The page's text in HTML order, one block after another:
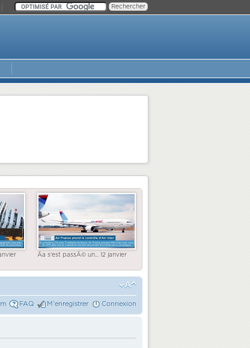
Ãa s'est passÃ© un... 12 janvier
FAQ M’enregistrer Connexion